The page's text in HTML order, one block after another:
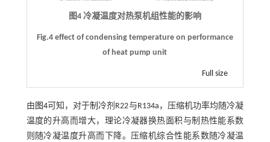
图4 冷凝温度对热泵机组性能的影响
Fig.4 effect of condensing temperature on performance
of heat pump unit
Full size
由 图4可知，对于制冷剂R22与R134a，压缩机功率均随冷凝
温度的升高而增大，理论冷凝器换热面积与制热性能系数
则随冷凝温度升高而下降。压缩机综合性能系数随冷凝温